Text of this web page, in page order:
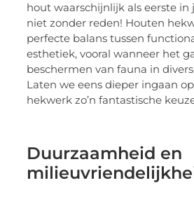
hout waarschijnlijk als eerste in
niet zonder reden! Houten
perfecte balans tussen
esthetiek, vooral wanneer het
beschermen van fauna in
Laten we eens dieper ingaan
hekwerk zo’n fantastische
Duurzaamheid en